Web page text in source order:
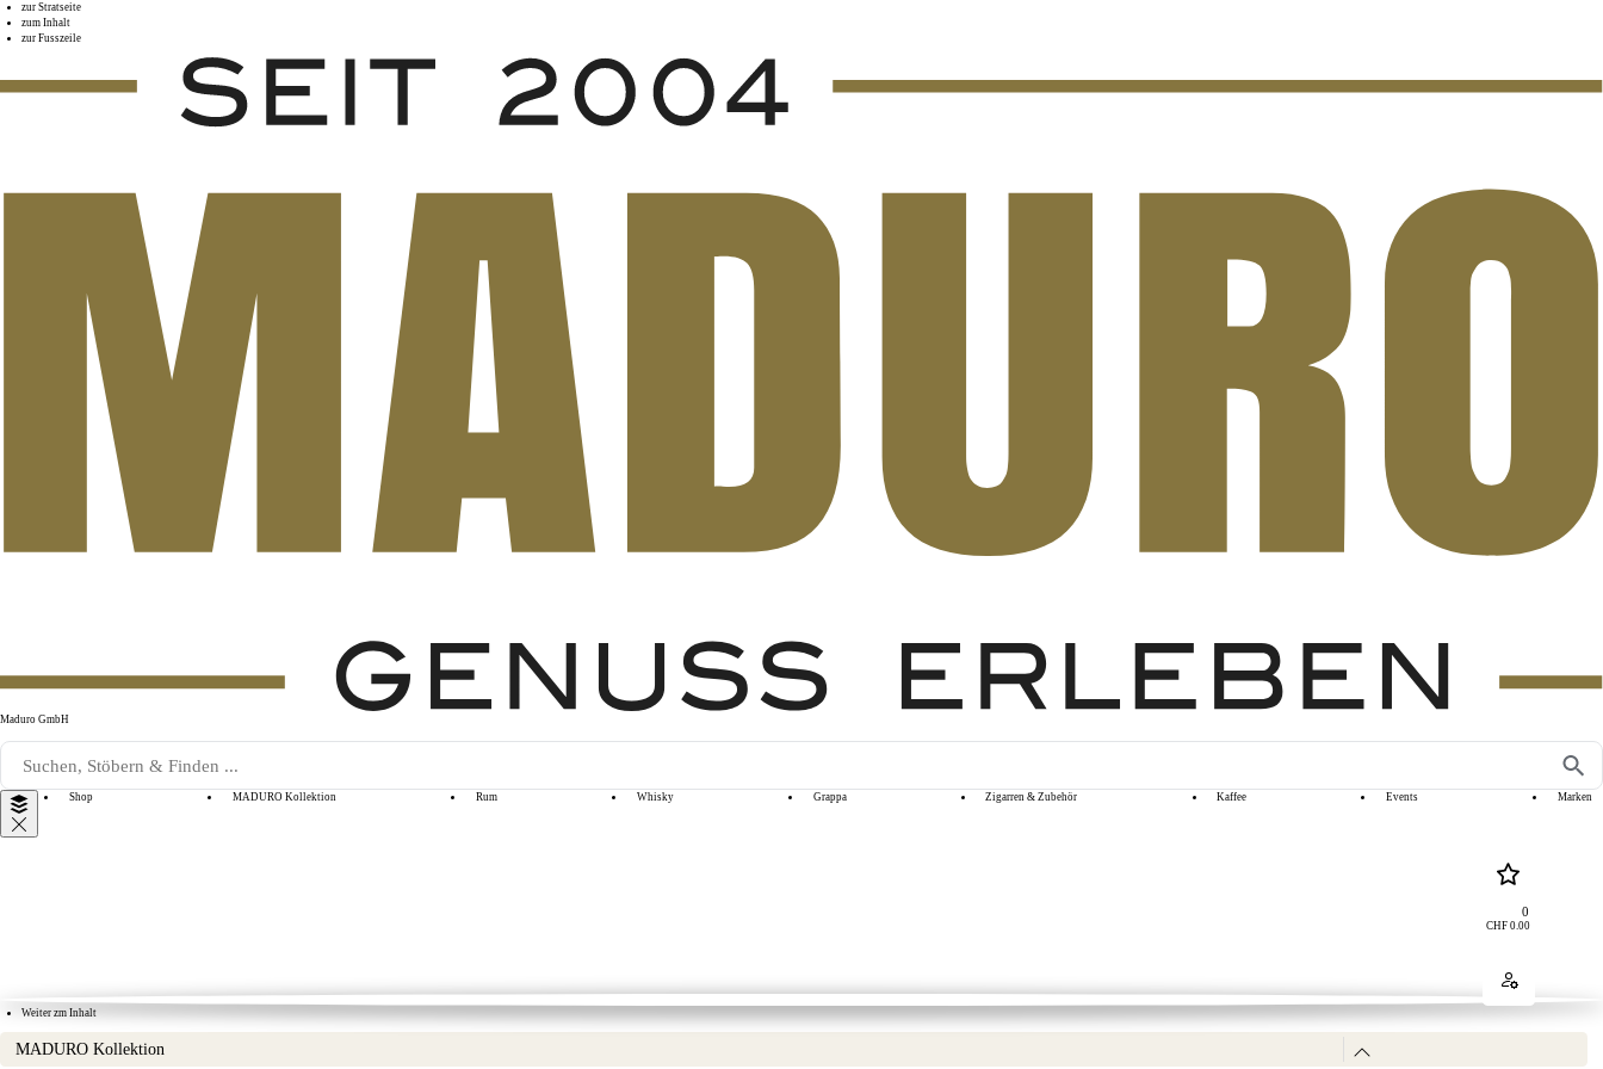
zur Stratseite
zum Inhalt
zur Fusszeile
Maduro GmbH
Shop MADURO Kollektion Rum Whisky Grappa Zigarren & Zubehör Kaffee Events Marken
CHF 0.00
0
Weiter zm Inhalt
MADURO Kollektion